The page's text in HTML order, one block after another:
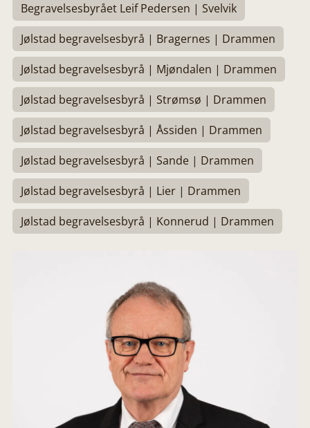
Begravelsesbyrået Leif Pedersen | Svelvik
Jølstad begravelsesbyrå | Bragernes | Drammen
Jølstad begravelsesbyrå | Mjøndalen | Drammen
Jølstad begravelsesbyrå | Strømsø | Drammen
Jølstad begravelsesbyrå | Åssiden | Drammen
Jølstad begravelsesbyrå | Sande | Drammen
Jølstad begravelsesbyrå | Lier | Drammen
Jølstad begravelsesbyrå | Konnerud | Drammen